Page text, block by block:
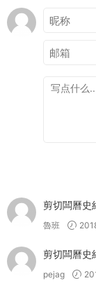
剪切闆曆史
魯班
剪切闆曆史
pejag